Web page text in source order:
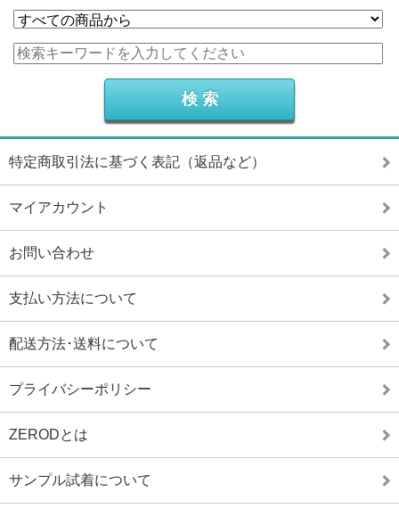
特定商取引法に基づく表記（返品など）
マイアカウント
お問い合わせ
支払い方法について
配送方法･送料について
プライバシーポリシー
ZERODとは
サンプル試着について